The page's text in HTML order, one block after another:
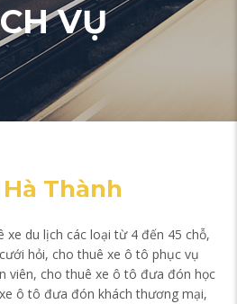
VỤ
Thành
xe du lịch các loại từ 4 đến 45 chỗ,
hỏi, cho thuê xe ô tô phục vụ
viên, cho thuê xe ô tô đưa đón học
ô tô đưa đón khách thương mại,